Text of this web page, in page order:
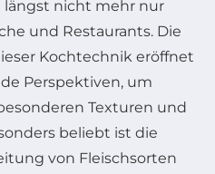
längst nicht mehr nur
und Restaurants. Die
Kochtechnik eröffnet
Perspektiven, um
Texturen und
beliebt ist die
von Fleischsorten